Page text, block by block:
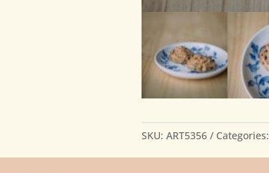
SKU: ART5356 Categories: